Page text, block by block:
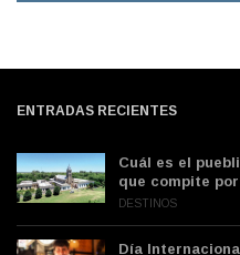
ENTRADAS RECIENTES
Cuál es el
que compite
DESTINOS
Día